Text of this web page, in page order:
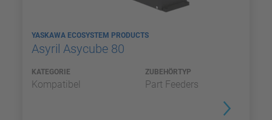
YASKAWA ECOSYSTEM PRODUCTS
Asyril Asycube 80
KATEGORIE
Kompatibel
ZUBEHÖRTYP
Part Feeders